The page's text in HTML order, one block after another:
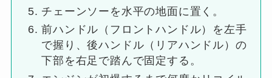
チェーンソーを水平の地面に置く。
前ハンドル（フロントハンドル）を左手
で握り、後ハンドル（リアハンドル）の
下部を右足で踏んで固定する。